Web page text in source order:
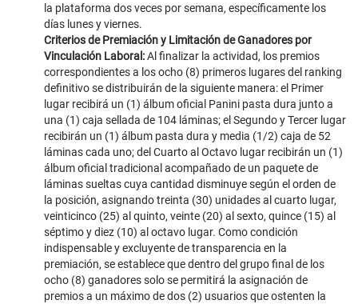
la plataforma dos veces por semana, específicamente los
días lunes y viernes.
Criterios de Premiación y Limitación de Ganadores por
Vinculación Laboral:Al finalizar la actividad, los premios
correspondientes a los ocho (8) primeros lugares del ranking
definitivo se distribuirán de la siguiente manera: el Primer
lugar recibirá un (1) álbum oficial Panini pasta dura junto a
una (1) caja sellada de 104 láminas; el Segundo y Tercer lugar
recibirán un (1) álbum pasta dura y media (1/2) caja de 52
láminas cada uno; del Cuarto al Octavo lugar recibirán un (1)
álbum oficial tradicional acompañado de un paquete de
láminas sueltas cuya cantidad disminuye según el orden de
la posición, asignando treinta (30) unidades al cuarto lugar,
veinticinco (25) al quinto, veinte (20) al sexto, quince (15) al
séptimo y diez (10) al octavo lugar. Como condición
indispensable y excluyente de transparencia en la
premiación, se establece que dentro del grupo final de los
ocho (8) ganadores solo se permitirá la asignación de
premios a un máximo de dos (2) usuarios que ostenten la